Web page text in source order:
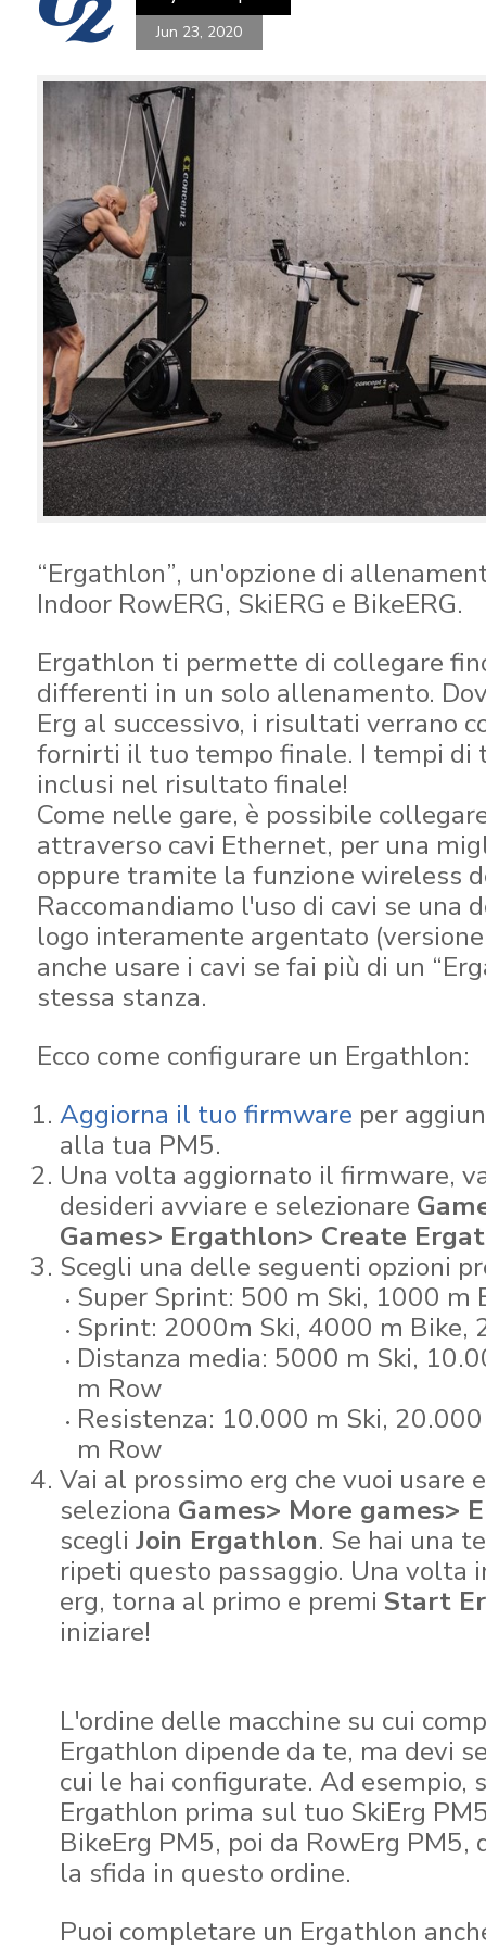
Jun 23, 2020
“Ergathlon”, un'opzione di
Indoor RowERG, SkiERG e BikeERG.
Ergathlon ti permette di collegare
differenti in un solo allenamento.
Erg al successivo, i risultati verrano
fornirti il tuo tempo finale. I tempi di
inclusi nel risultato finale!
Come nelle gare, è possibile
attraverso cavi Ethernet, per una
oppure tramite la funzione wireless
Raccomandiamo l'uso di cavi se una
logo interamente argentato
anche usare i cavi se fai più di un
stessa stanza.
Ecco come configurare un Ergathlon:
Aggiorna il tuo firmware per
alla tua PM5.
Una volta aggiornato il firmware,
desideri avviare e selezionare
Games> Ergathlon> Create
Scegli una delle seguenti opzioni
Super Sprint: 500 m Ski, 1000 m
Sprint: 2000m Ski, 4000 m Bike,
Distanza media: 5000 m Ski,
m Row
Resistenza: 10.000 m Ski,
m Row
Vai al prossimo erg che vuoi usare
seleziona Games> More games>
scegli Join Ergathlon. Se hai una
ripeti questo passaggio. Una volta
erg, torna al primo e premi Start
iniziare!
L'ordine delle macchine su cui
Ergathlon dipende da te, ma devi
cui le hai configurate. Ad esempio,
Ergathlon prima sul tuo SkiErg
BikeErg PM5, poi da RowErg
la sfida in questo ordine.
Puoi completare un Ergathlon